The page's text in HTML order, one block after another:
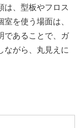
は、型板やフロス
を使う場面は、
であることで、ガ
ながら、丸見えに